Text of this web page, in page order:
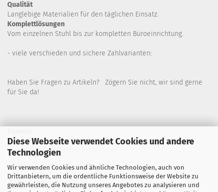
Diese Webseite verwendet Cookies und andere
Technologien
Wir verwenden Cookies und ähnliche Technologien, auch von
Drittanbietern, um die ordentliche Funktionsweise der Website zu
gewährleisten, die Nutzung unseres Angebotes zu analysieren und
Qualität
Langlebige Materialien für den täglichen Einsatz.
Komplettlösungen
Vom einzelnen Stuhl bis zur kompletten Büroeinrichtung.
- viele verschieden und sichere Zahlvarianten:
Haben Sie Fragen zu Artikeln? Zögern Sie nicht, wir sind gerne
für Sie da!
Wir sind für Sie wie folgt erreichbar:
Montag bis Donnerstag von 9 bis 16 Uhr
Telefon: 02445-8517300